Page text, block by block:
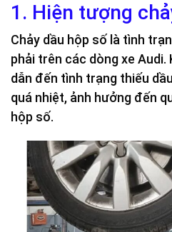
1. Hiện tượng
Chảy dầu hộp số là tình
phải trên các dòng xe Audi.
dẫn đến tình trạng thiếu
quá nhiệt, ảnh hưởng đến
hộp số.